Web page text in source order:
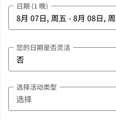
日期 (1 晚)
您的日期是否灵活
选择活动类型